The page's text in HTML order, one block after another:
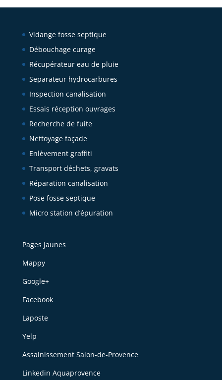
Vidange fosse septique
Débouchage curage
Récupérateur eau de pluie
Separateur hydrocarbures
Inspection canalisation
Essais réception ouvrages
Recherche de fuite
Nettoyage façade
Enlèvement graffiti
Transport déchets, gravats
Réparation canalisation
Pose fosse septique
Micro station d’épuration
Pages jaunes
Mappy
Google+
Facebook
Laposte
Yelp
Assainissement Salon-de-Provence
Linkedin Aquaprovence